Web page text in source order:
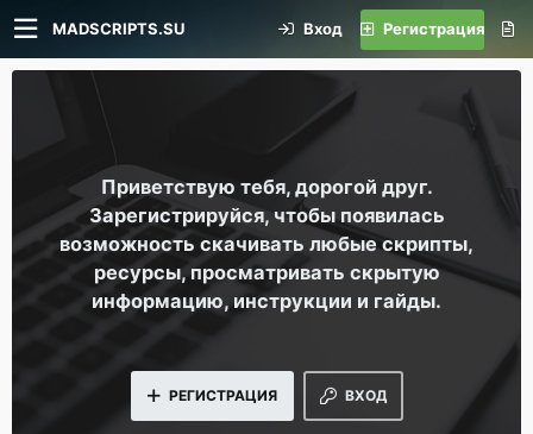
MADSCRIPTS.SU Вход Регистрация
Приветствую тебя, дорогой друг.
Зарегистрируйся, чтобы появилась
возможность скачивать любые скрипты,
ресурсы, просматривать скрытую
информацию, инструкции и гайды.
ВХОД
РЕГИСТРАЦИЯ